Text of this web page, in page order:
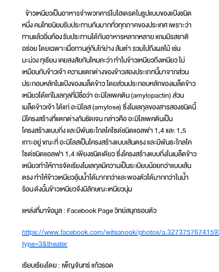
ข้าวเหนียวเป็นอาหารจำพวกคาร์โบไฮเดรตในรูปแบบของแป้งชนิด
หนึ่ง คนไทยนิยมรับประทานกันมากทั่วทุกภาคของประเทศ เพราะว่า
ทานแล้วอิ่มท้อง รับประทานได้กับอาหารหลากหลาย แถมมีรสชาติ
อร่อย โดยเฉพาะเมื่อทานคู่กับไก่ย่าง ส้มตำ รวมไปถึงผลไม้ เช่น
มะม่วง ทุเรียน เคยสงสัยกันไหมคะว่า ทำไมข้าวเหนียวถึงเหนียว ไม่
เหมือนกับข้าวเจ้า ความแตกต่างของข้าวสองประเภทนี้มาจากส่วน
ประกอบหลักในแป้งของเมล็ดข้าว โดยส่วนประกอบหลักของเมล็ดข้าว
เหนียวได้แก่โมเลกุลที่มีชื่อว่า อะมิโลเพคติน (amylopactin) ส่วน
เมล็ดข้าวเจ้า ได้แก่ อะมิโลส (amylose) ซึ่งโมเลกุลของสารสองชนิดนี้
มีโครงสร้างที่แตกต่างกันชัดเจน กล่าวคือ อะมิโลเพคตินเป็น
โครงสร้างแบบกิ่ง และมีพันธะไกลโคไซด์ชนิดแอลฟา 1,4 และ 1,5
เกาะอยู่ ขณะที่ อะมิโลสเป็นโครงสร้างแบบเส้นตรง และมีพันธะไกลโค
ไซด์ชนิดแอลฟา 1,4 เพียงชนิดเดียว ซึ่งโครงสร้างแบบกิ่งในเมล็ดข้าว
เหนียวทำให้การจัดเรียงโมเลกุลมีความเป็นระเบียบน้อยกว่าแบบเส้น
ตรง ทำให้ข้าวเหนียวอุ้มน้ำได้มากกว่าและพองตัวได้มากกว่าในน้ำ
ร้อน ดังนั้นข้าวเหนียวจึงมีลักษณะเหนียวนุ่ม
แหล่งที่มาข้อมูล : Facebook Page วิทย์สนุกรอบตัว
https://www.facebook.com/witsanook/photos/
type=3&theater
เรียบเรียงโดย : เพ็ญจันทร์ แก้วรอด